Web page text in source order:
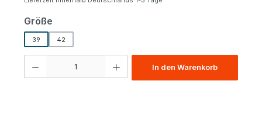
Größe
39 42
In den Warenkorb